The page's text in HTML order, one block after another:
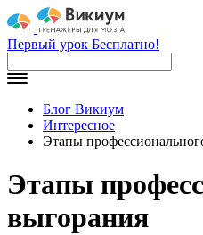
Первый урок Бесплатно!
Блог Викиум
Интересное
Этапы
Этапы
выгорания